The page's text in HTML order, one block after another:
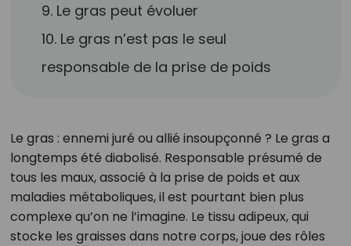
9. Le gras peut évoluer
10. Le gras n’est pas le seul
responsable de la prise de poids
Le gras : ennemi juré ou allié insoupçonné ? Le gras a
longtemps été diabolisé. Responsable présumé de
tous les maux, associé à la prise de poids et aux
maladies métaboliques, il est pourtant bien plus
complexe qu’on ne l’imagine. Le tissu adipeux, qui
stocke les graisses dans notre corps, joue des rôles